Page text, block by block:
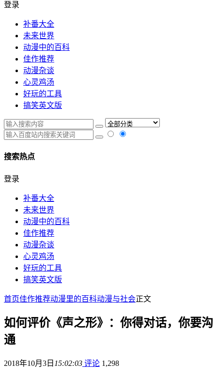
登录
补番大全
未来世界
动漫中的百科
佳作推荐
动漫杂谈
心灵鸡汤
好玩的工具
搞笑英文版
搜索热点
登录
补番大全
未来世界
动漫中的百科
佳作推荐
动漫杂谈
心灵鸡汤
好玩的工具
搞笑英文版
首页佳作推荐动漫里的百科动漫与社会正文
如何评价《声之形》：你得对话，你要沟
通
2018年10月3日 15:02:03 评论 1,298